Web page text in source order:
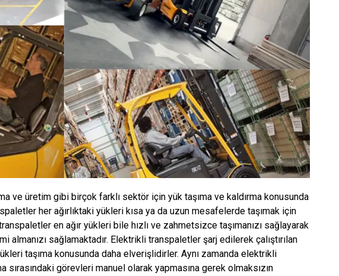
ve üretim gibi birçok farklı sektör için yük taşıma ve kaldırma konusunda
her ağırlıktaki yükleri kısa ya da uzun mesafelerde taşımak için
en ağır yükleri bile hızlı ve zahmetsizce taşımanızı sağlayarak
almanızı sağlamaktadır. Elektrikli transpaletler şarj edilerek çalıştırılan
taşıma konusunda daha elverişlidirler. Aynı zamanda elektrikli
sırasındaki görevleri manuel olarak yapmasına gerek olmaksızın